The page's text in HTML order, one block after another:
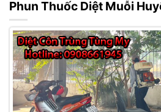
Phun Thuốc Diệt Muỗi